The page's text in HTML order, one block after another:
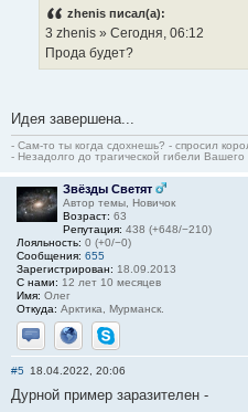
zhenis писал(а):
3 zhenis » Сегодня, 06:12
Прода будет?
Идея завершена...
- Сам-то ты когда сдохнешь? - спросил
- Незадолго до трагической гибели
Звёзды Светят
Автор темы, Новичок
Возраст: 63
Репутация: 438 (+648/−210)
Лояльность: 0 (+0/−0)
Сообщения: 655
Зарегистрирован: 18.09.2013
С нами: 12 лет 10 месяцев
Имя: Олег
Откуда: Арктика, Мурманск.
Отправить личное сообщение
СайтSkype
#5 18.04.2022, 20:06
Дурной пример заразителен -